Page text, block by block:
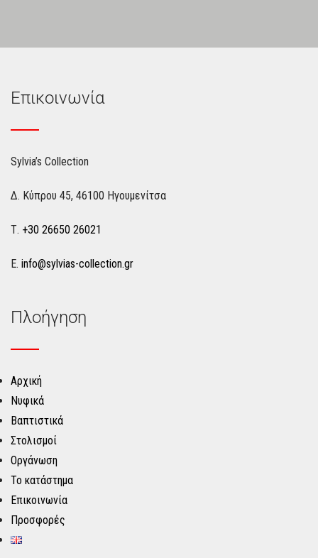
Επικοινωνία
Sylvia’s Collection
Δ. Κύπρου 45, 46100 Ηγουμενίτσα
Τ. +30 26650 26021
Ε. info@sylvias-collection.gr
Πλοήγηση
Αρχική
Νυφικά
Βαπτιστικά
Στολισμοί
Οργάνωση
Το κατάστημα
Επικοινωνία
Προσφορές